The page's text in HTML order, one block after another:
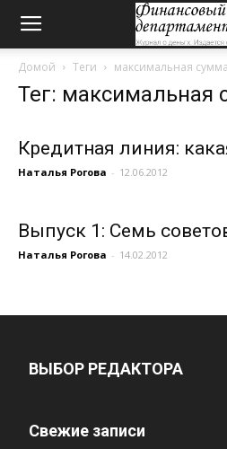
Домой Теги максимальная
Тег: максимальная
Кредитная линия:
Наталья Рогова - 12.06.2012
Выпуск 1: Семь
Наталья Рогова - 14.02.2012
ВЫБОР РЕДАКТОРА
Свежие записи